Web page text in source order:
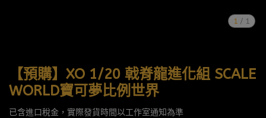
1 / 1
【預購】XO 1/20 戟脊龍進化組 SCALE
WORLD寶可夢比例世界
已含進口稅金，實際發貨時間以工作室通知為準